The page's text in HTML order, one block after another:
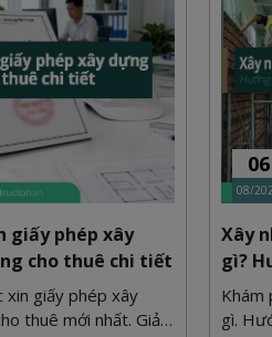
giấy phép xây
cho thuê chi tiết
giấy phép xây
thuê mới nhất. Giải
06
08/
Xây
gì?
Khám
gì.